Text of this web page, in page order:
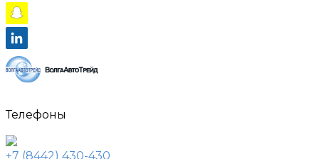
Телефоны
+7 (8442) 430-430